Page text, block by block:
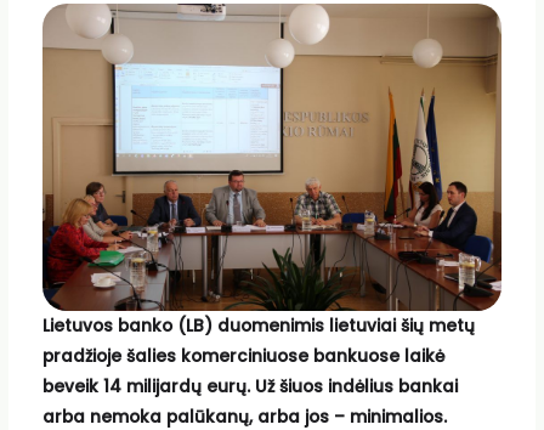
Lietuvos banko (LB) duomenimis lietuviai šių metų
pradžioje šalies komerciniuose bankuose laikė
beveik 14 milijardų eurų. Už šiuos indėlius bankai
arba nemoka palūkanų, arba jos – minimalios.